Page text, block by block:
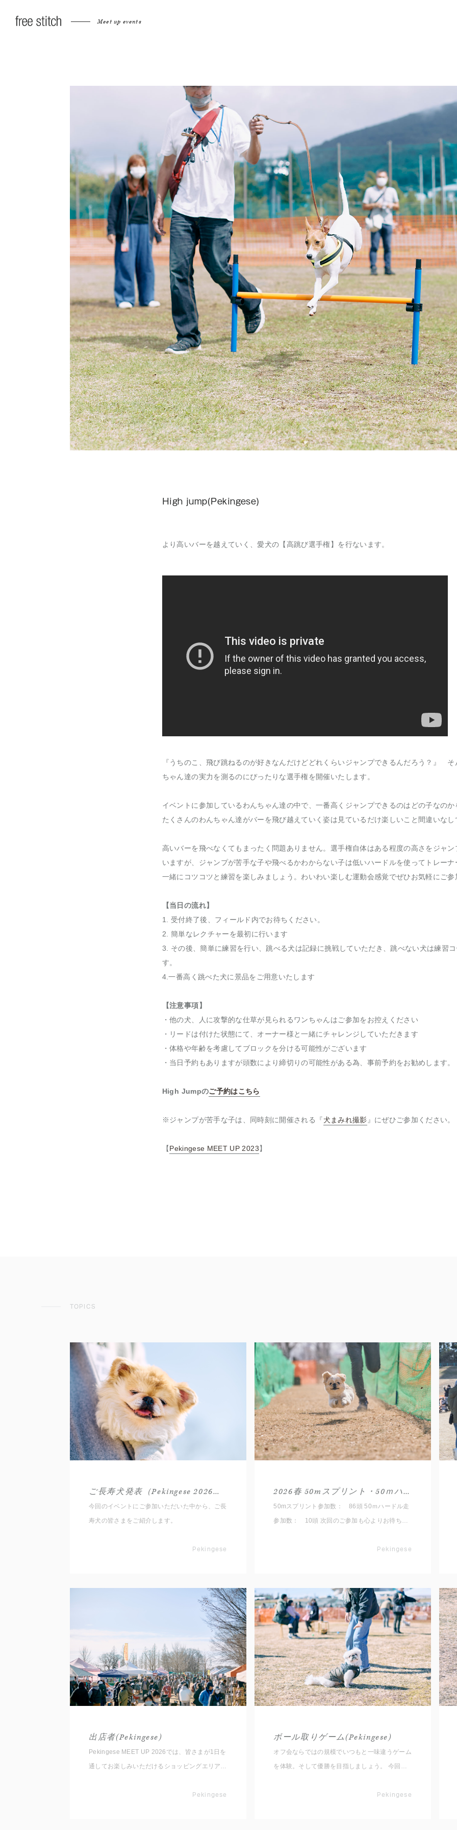
Meet up events
High jump(Pekingese)
より高いバーを越えていく、愛犬の【高跳び選手権】を行ないます。
『うちのこ、飛び跳ねるのが好きなんだけどどれくらいジャンプできるんだろう？』
ちゃん達の実力を測るのにぴったりな選手権を開催いたします。
イベントに参加しているわんちゃん達の中で、一番高くジャンプできるのはどの子なのか
たくさんのわんちゃん達がバーを飛び越えていく姿は見ているだけ楽しいこと間違いなし
高いバーを飛べなくてもまったく問題ありません。選手権自体はある程度の高さをジャ
いますが、ジャンプが苦手な子や飛べるかわからない子は低いハードルを使ってトレーナ
一緒にコツコツと練習を楽しみましょう。わいわい楽しむ運動会感覚でぜひお気軽にご参
【当日の流れ】
1. 受付終了後、フィールド内でお待ちください。
2. 簡単なレクチャーを最初に行います
3. その後、簡単に練習を行い、跳べる犬は記録に挑戦していただき、跳べない犬は練習
す。
4.一番高く跳べた犬に景品をご用意いたします
【注意事項】
・他の犬、人に攻撃的な仕草が見られるワンちゃんはご参加をお控えください
・リードは付けた状態にて、オーナー様と一緒にチャレンジしていただきます
・体格や年齢を考慮してブロックを分ける可能性がございます
・当日予約もありますが頭数により締切りの可能性がある為、事前予約をお勧めします。
High Jumpのご予約はこちら
※ジャンプが苦手な子は、同時刻に開催される『犬まみれ撮影 』にぜひご参加ください。
【Pekingese MEET UP 2023】
TOPICS
ご長寿犬発表（Pekingese 2026春）
今回のイベントにご参加いただいた中から、ご長
寿犬の皆さまをご紹介します。
Pekingese
2026春 50mスプリント・50ｍハードル走結果発表(Pekingese)
50mスプリント参加数： 86頭 50ｍハードル走
参加数： 10頭 次回のご参加も心よりお待ちし
Pekingese
出店者(Pekingese)
Pekingese MEET UP 2026では、皆さまが1日を
通してお楽しみいただけるショッピングエリアを
に出店者をご紹介いたしますので事前にチェック
Pekingese
ボール取りゲーム(Pekingese)
オフ会ならではの規模でいつもと一味違うゲーム
を体験。そして優勝を目指しましょう。 今回は
ボールバージョンを同じ犬種だけで楽しんでいき
Pekingese